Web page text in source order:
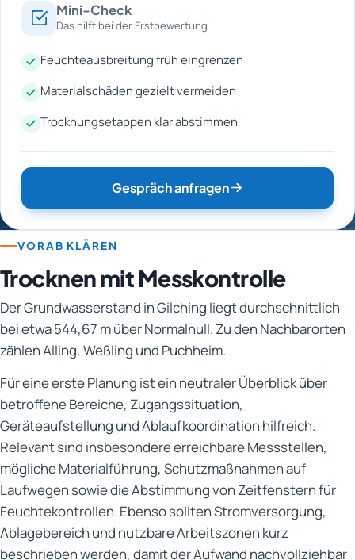
Mini-Check
Das hilft bei der Erstbewertung
Feuchteausbreitung früh eingrenzen
Materialschäden gezielt vermeiden
Trocknungsetappen klar abstimmen
Gespräch anfragen
VORAB KLÄREN
Trocknen mit Messkontrolle
Der Grundwasserstand in Gilching liegt durchschnittlich
bei etwa 544,67 m über Normalnull. Zu den Nachbarorten
zählen Alling, Weßling und Puchheim.
Für eine erste Planung ist ein neutraler Überblick über
betroffene Bereiche, Zugangssituation,
Geräteaufstellung und Ablaufkoordination hilfreich.
Relevant sind insbesondere erreichbare Messstellen,
mögliche Materialführung, Schutzmaßnahmen auf
Laufwegen sowie die Abstimmung von Zeitfenstern für
Feuchtekontrollen. Ebenso sollten Stromversorgung,
Ablagebereich und nutzbare Arbeitszonen kurz
beschrieben werden, damit der Aufwand nachvollziehbar